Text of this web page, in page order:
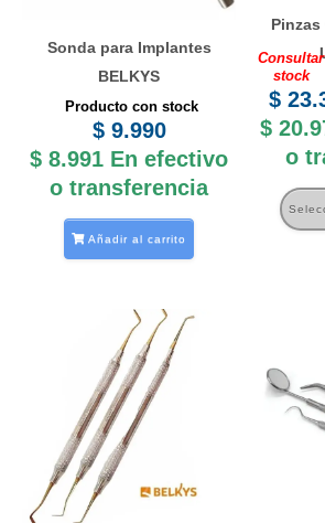
Sonda para Implantes
BELKYS
Producto con stock
$9.990
$ 8.991 En efectivo
o transferencia
Añadir al carrito
Consultar
stock
$
$
o